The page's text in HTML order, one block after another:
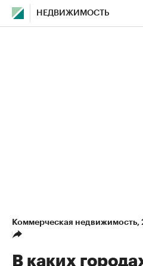
НЕДВИЖИМОСТЬ
Коммерческая недвижимость⁠,
В каких